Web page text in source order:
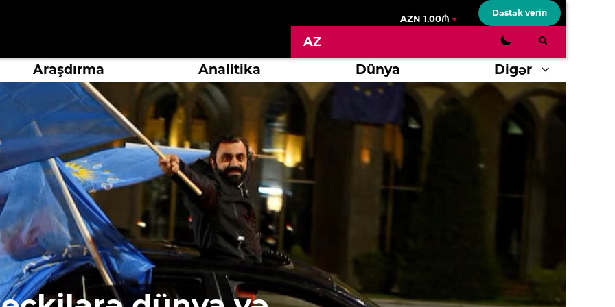
AZN 1.00₼
Dəstək verin
AZ
Araşdırma Analitika Dünya Digər